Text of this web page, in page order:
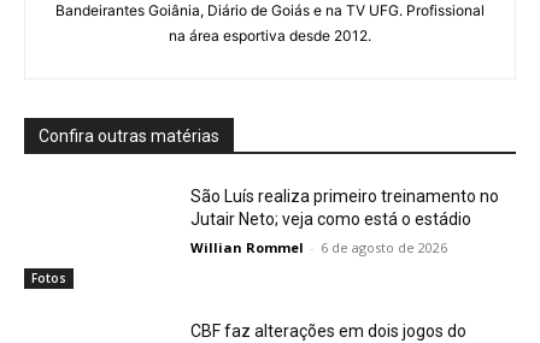
Bandeirantes Goiânia, Diário de Goiás e na TV UFG. Profissional
na área esportiva desde 2012.
Confira outras matérias
Fotos
São Luís realiza primeiro treinamento no
Jutair Neto; veja como está o estádio
Willian Rommel - 6 de agosto de 2026
CBF faz alterações em dois jogos do